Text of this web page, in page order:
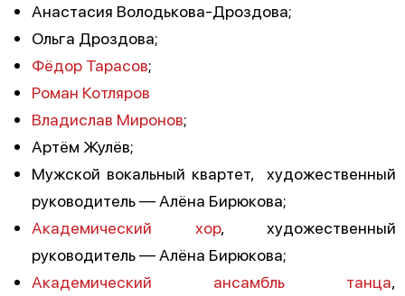
Анастасия Володькова-Дроздова;
Ольга Дроздова;
Фёдор Тарасов;
Роман Котляров
Владислав Миронов;
Артём Жулёв;
Мужской вокальный квартет, художественный
руководитель — Алёна Бирюкова;
Академический хор, художественный
руководитель — Алёна Бирюкова;
Академический ансамбль танца